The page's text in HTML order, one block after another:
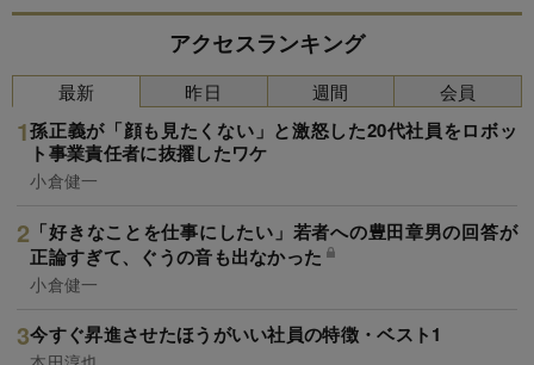
アクセスランキング
最新
孫正義が「顔も見たくない」と激怒した20代社員をロボッ
ト事業責任者に抜擢したワケ
小倉健一
「好きなことを仕事にしたい」若者への豊田章男の回答が
正論すぎて、ぐうの音も出なかった
小倉健一
今すぐ昇進させたほうがいい社員の特徴・ベスト1
昨日 週間 会員